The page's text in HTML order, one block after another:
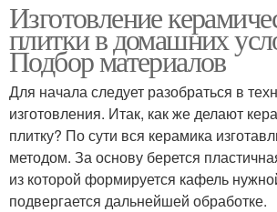
Изготовление
плитки в домашних
Подбор материалов
Для начала следует разобраться в
изготовления. Итак, как же делают
плитку? По сути вся керамика
методом. За основу берется
из которой формируется кафель
подвергается дальнейшей обработке.